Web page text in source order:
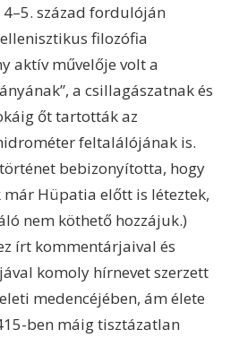
század fordulóján
filozófia
aktív művelője volt a
a csillagászatnak és
őt tartották az
feltalálójának is.
bebizonyította, hogy
már Hüpatia előtt is léteztek,
nem köthető hozzájuk.)
írt kommentárjaival és
komoly hírnevet szerzett
medencéjében, ám élete
ben máig tisztázatlan